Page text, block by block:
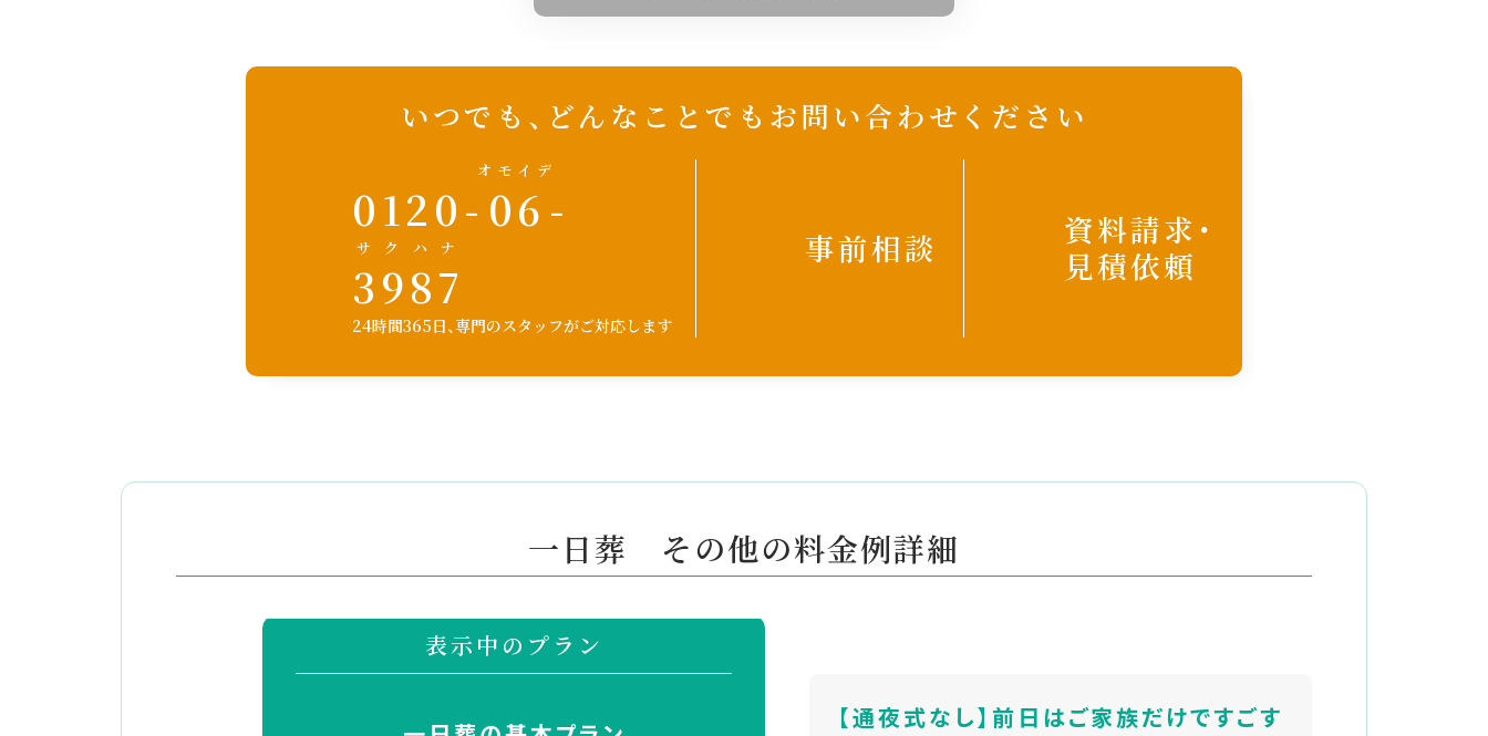
いつでも、どんなことでも お問い合わせください
0120- 06
オモイデ
-
3987
サクハナ
24時間365日、専門のスタッフがご対応します
事前相談
資料請求・
見積依頼
一日葬 その他の料金例詳細
表示中のプラン
【通夜式なし】前日はご家族だけですごす